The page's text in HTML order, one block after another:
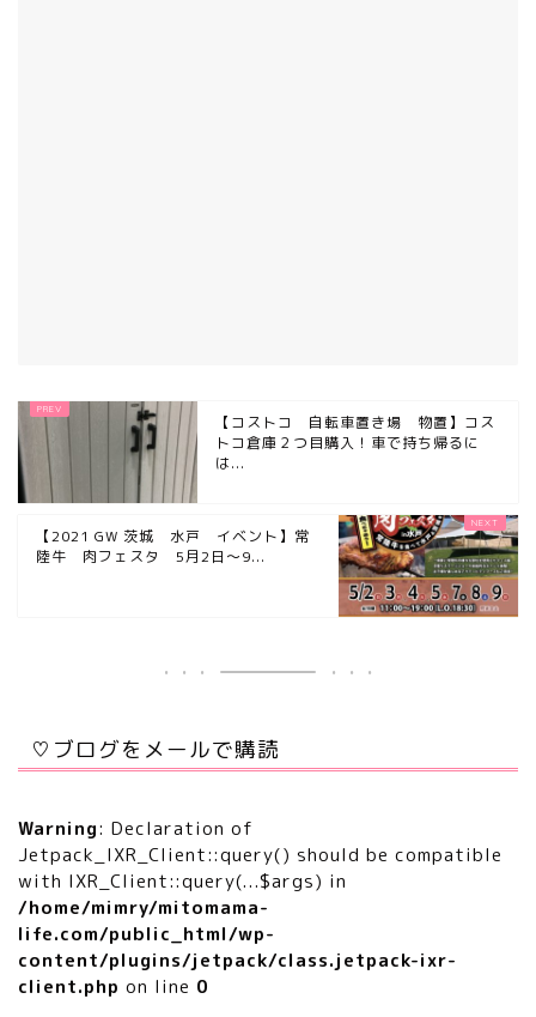
【コストコ 自転車置き場 物置】コス
トコ倉庫２つ目購入！車で持ち帰るに
は...
【2021 GW 茨城 水戸 イベント】常
陸牛 肉フェスタ 5月2日〜9...
♡ブログをメールで購読
Warning: Declaration of
Jetpack_IXR_Client::query() should be compatible
with IXR_Client::query(...$args) in
/home/mimry/mitomama-
life.com/public_html/wp-
content/plugins/jetpack/class.jetpack-ixr-
client.php on line 0